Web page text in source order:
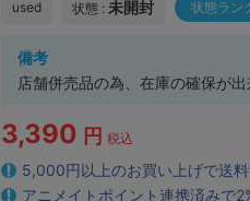
used 状態 : 未開封 状態ラン
備考
店舗併売品の為、在庫の確保が出
3,390 円 税込
5,000円以上のお買い上げで送料
アニメイトポイント連携済みで